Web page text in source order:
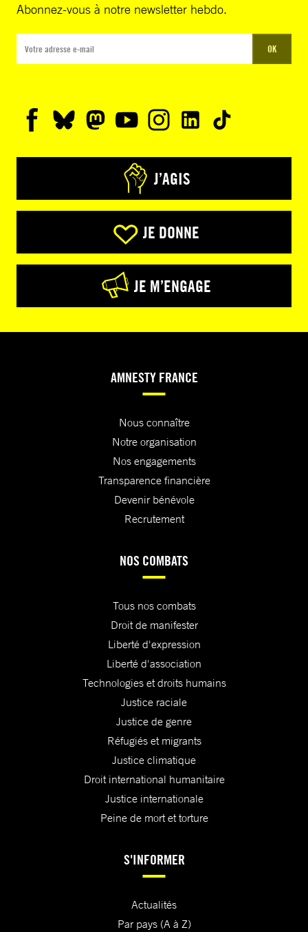
Abonnez-vous à notre newsletter hebdo.
OK
J’AGIS
JE DONNE
JE M’ENGAGE
AMNESTY FRANCE
Nous connaître
Notre organisation
Nos engagements
Transparence financière
Devenir bénévole
Recrutement
NOS COMBATS
Tous nos combats
Droit de manifester
Liberté d'expression
Liberté d'association
Technologies et droits humains
Justice raciale
Justice de genre
Réfugiés et migrants
Justice climatique
Droit international humanitaire
Justice internationale
Peine de mort et torture
S'INFORMER
Actualités
Par pays (A à Z)